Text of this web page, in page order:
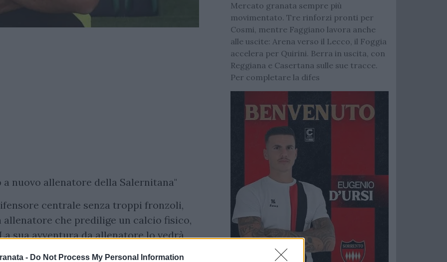
- Do Not Process My Personal Information
nuovo allenatore della Salernitana"
centrale senza troppi fronzoli,
che predilige un calcio fisico,
sua avventura da allenatore lo vedrà
segnando un nuovo capitolo
Mercato granata sempre più
movimentato. Tre rinforzi pronti per
Cosmi, mentre Faggiano lavora anche
alle uscite: Arena verso il Lecco, il Foggia
accelera per Quirini. Berra in uscita, con
Reggiana e Casertana sulle sue tracce.
Per completare la difes